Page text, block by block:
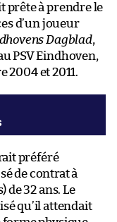
prête à prendre le
d’un joueur
Dagblad,
PSV Eindhoven,
2004 et 2011.
préféré
de contrat à
de 32 ans. Le
qu’il attendait